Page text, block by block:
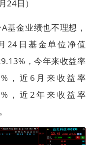
24日）
基金业绩也不理想，
24日基金单位净值
，今年来收益率
，近6月来收益率
，近2年来收益率